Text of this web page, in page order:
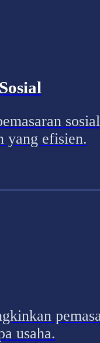
yang efisien.
usaha.